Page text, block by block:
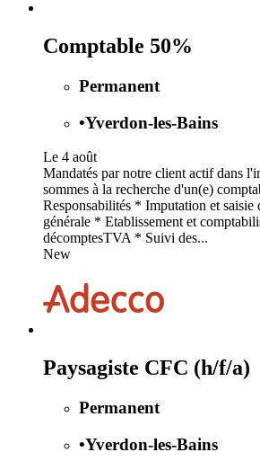
Comptable 50%
Permanent
•Yverdon-les-Bains
Le 4 août
Mandatés par notre client actif dans
sommes à la recherche d'un(e)
Responsabilités * Imputation et saisie
générale * Etablissement et
décomptesTVA * Suivi des...
New
Paysagiste CFC (h/f/a)
Permanent
•Yverdon-les-Bains